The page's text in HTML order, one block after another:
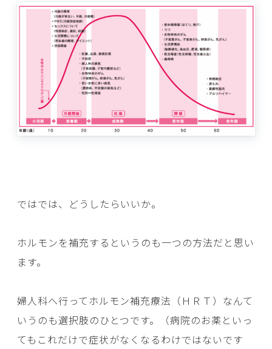
ではでは、どうしたらいいか。
ホルモンを補充するというのも一つの方法だと思い
ます。
婦人科へ行ってホルモン補充療法（ＨＲＴ）なんて
いうのも選択肢のひとつです。（病院のお薬といっ
てもこれだけで症状がなくなるわけではないです